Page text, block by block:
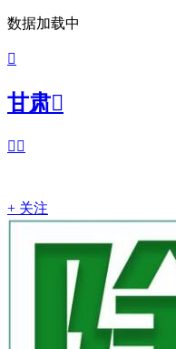
数据加载中

甘肃
 
+ 关注